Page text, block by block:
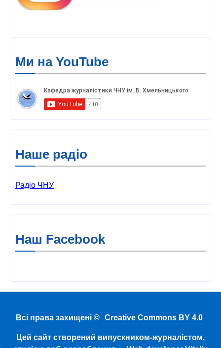
Ми на YouTube
Наше радіо
Радіо ЧНУ
Наш Facebook
Всі права захищені © Creative Commons BY 4.0
Цей сайт створений випускником-журналістом,